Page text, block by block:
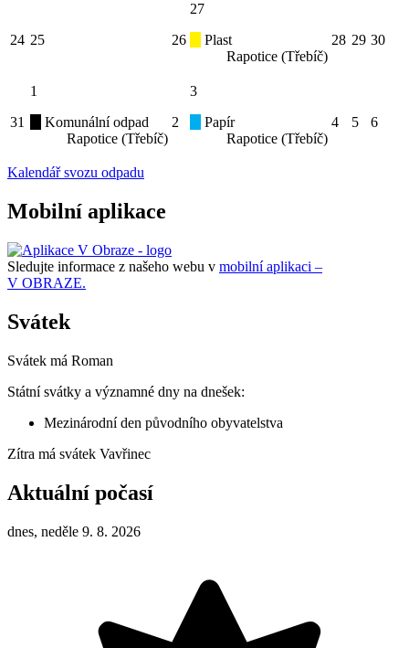
24 25 26
27
Plast
Rapotice (Třebíč)
28 29 30
31
1
Komunální odpad
Rapotice (Třebíč)
2
3
Papír
Rapotice (Třebíč)
4 5 6
Kalendář svozu odpadu
Mobilní aplikace
Sledujte informace z našeho webu v mobilní aplikaci –
V OBRAZE.
Svátek
Svátek má Roman
Státní svátky a významné dny na dnešek:
Mezinárodní den původního obyvatelstva
Zítra má svátek Vavřinec
Aktuální počasí
dnes, neděle 9. 8. 2026